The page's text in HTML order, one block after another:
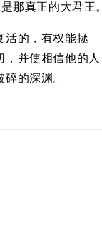
那真正的大君王。
活的，有权能拯
，并使相信他的人
的深渊。